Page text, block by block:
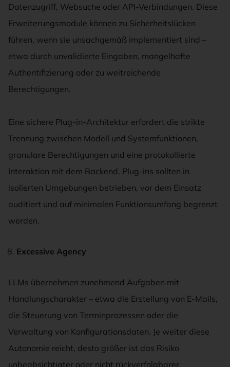
Datenzugriff, Websuche oder API-Verbindungen. Diese
Erweiterungsmodule können zu Sicherheitslücken
führen, wenn sie unsachgemäß implementiert sind –
etwa durch unvalidierte Eingaben, mangelhafte
Authentifizierung oder zu weitreichende
Berechtigungen.
Eine sichere Plug-in-Architektur erfordert die strikte
Trennung zwischen Modell und Systemfunktionen,
granulare Berechtigungen und eine protokollierte
Interaktion mit dem Backend. Plug-ins sollten in
isolierten Umgebungen betrieben, vor dem Einsatz
auditiert und auf minimalen Funktionsumfang begrenzt
werden.
Excessive Agency
LLMs übernehmen zunehmend Aufgaben mit
Handlungscharakter – etwa die Erstellung von E-Mails,
die Steuerung von Terminprozessen oder die
Verwaltung von Konfigurationsdaten. Je weiter diese
Autonomie reicht, desto größer ist das Risiko
unbeabsichtigter oder nicht rückverfolgbarer